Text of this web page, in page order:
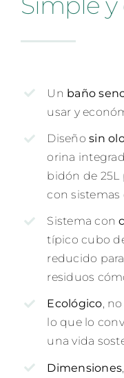
Un baño
usar y
Diseñosin
orina
bidón de 25L
con sistemas
Sistema con
típico cubo
reducido
residuos
Ecológico,
lo que lo
una vida
Dimensiones